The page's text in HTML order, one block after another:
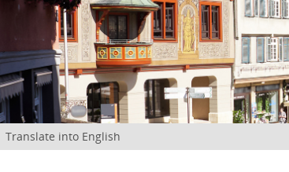
Translate into English